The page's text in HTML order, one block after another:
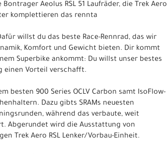
Aeolus RSL 51 Laufräder, die Trek Aero
komplettieren das rennta
willst du das beste Race-Rennrad, das wir
Komfort und Gewicht bieten. Dir kommt
Superbike ankommt: Du willst unser bestes
einen Vorteil verschafft.
besten 900 Series OCLV Carbon samt IsoFlow-
Dazu gibts SRAMs neuesten
während das verbaute, weit
Abgerundet wird die Ausstattung von
Trek Aero RSL Lenker/Vorbau-Einheit.